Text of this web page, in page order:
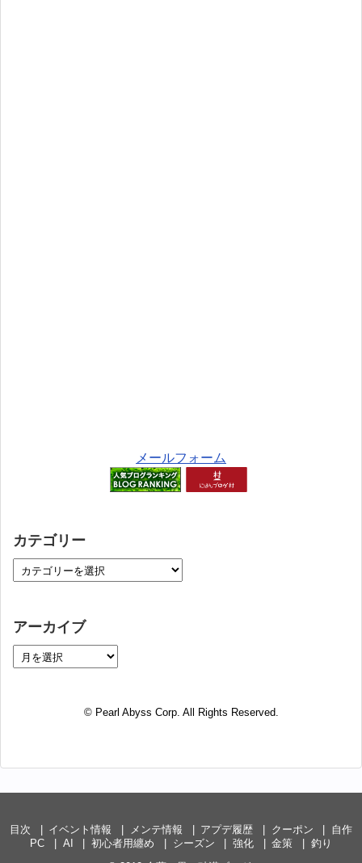
メールフォーム
カテゴリー
アーカイブ
© Pearl Abyss Corp. All Rights Reserved.
目次 イベント情報 メンテ情報 アプデ履歴 クーポン
自作
PC
AI 初心者用纏め シーズン 強化 金策
釣り